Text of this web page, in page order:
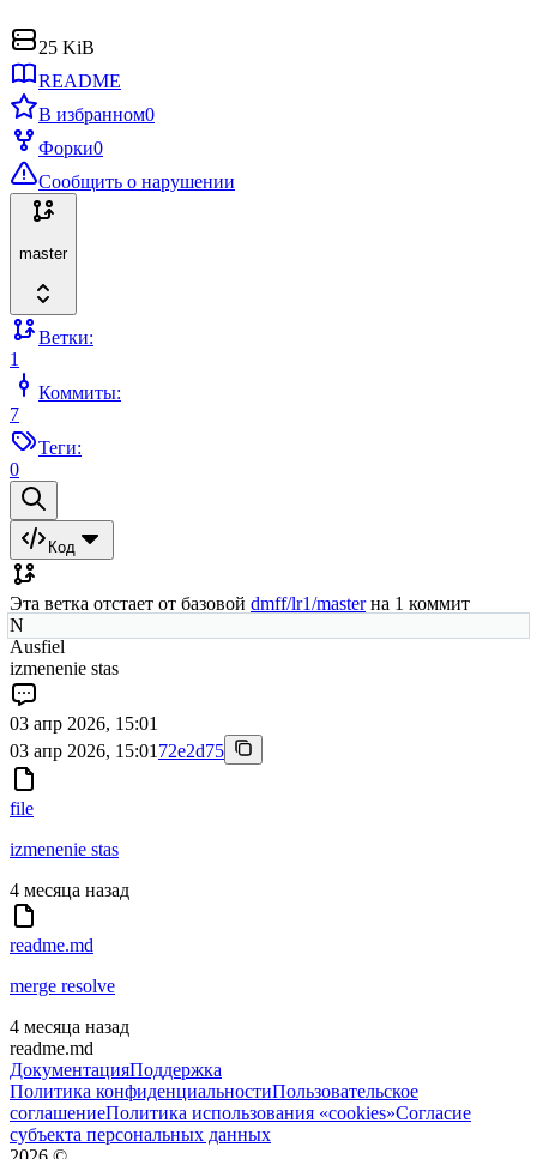
25 KiB
README
В избранном0
Форки0
Сообщить о нарушении
master
Ветки:
1
Коммиты:
7
Теги:
0
Код
Эта ветка отстает от базовой dmff/lr1/masterна 1 коммит
N
Ausfiel
izmenenie stas
03 апр 2026, 15:01
03 апр 2026, 15:01 72e2d75
file
izmenenie stas
4 месяца назад
readme.md
merge resolve
4 месяца назад
readme.md
ДокументацияПоддержка
Политика конфиденциальностиПользовательское
соглашениеПолитика использования «cookies»Согласие
субъекта персональных данных